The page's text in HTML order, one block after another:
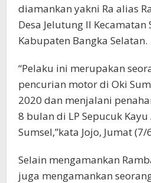
diamankan yakni Ra alias
Desa Jelutung II Kecamatan
Kabupaten Bangka Selatan.
“Pelaku ini merupakan
pencurian motor di Oki
2020 dan menjalani
8 bulan di LP Sepucuk Kayu
Sumsel,”kata Jojo, Jumat (7/
Selain mengamankan
juga mengamankan